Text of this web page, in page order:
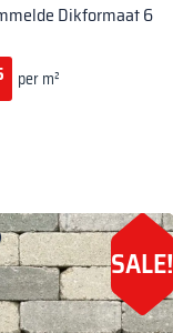
Dikformaat 6
per m²
SALE!